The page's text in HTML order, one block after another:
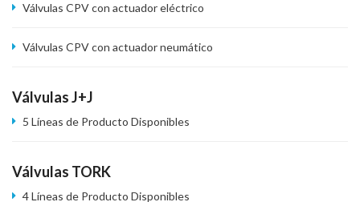
Válvulas CPV con actuador eléctrico
Válvulas CPV con actuador neumático
Válvulas J+J
5 Líneas de Producto Disponibles
Válvulas TORK
4 Líneas de Producto Disponibles